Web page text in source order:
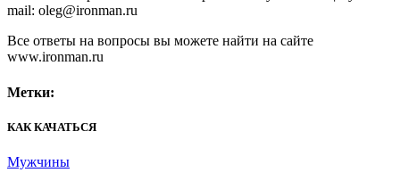
mail: oleg@ironman.ru
Все ответы на вопросы вы можете найти на сайте
www.ironman.ru
Метки:
КАК КАЧАТЬСЯ
Мужчины